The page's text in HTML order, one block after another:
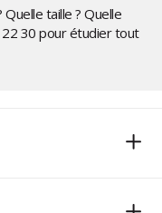
taille ? Quelle
30pour étudier tout